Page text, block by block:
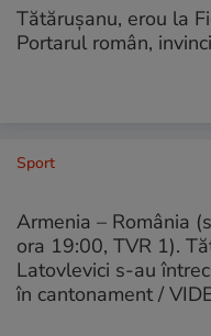
Tătăruşanu, erou la
Portarul român,
Sport
Armenia – România
ora 19:00, TVR 1).
Latovlevici s-au
în cantonament /